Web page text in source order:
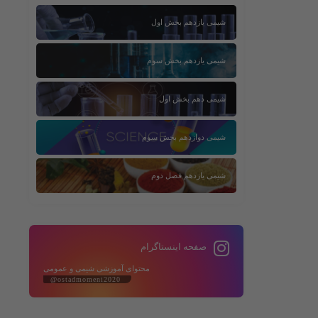
شیمی یازدهم بخش اول
شیمی یازدهم بخش سوم
شیمی دهم بخش اول
شیمی دوازدهم بخش سوم
شیمی یازدهم فصل دوم
صفحه اینستاگرام
محتوای آموزشی شیمی و عمومی
@ostadmomeni2020